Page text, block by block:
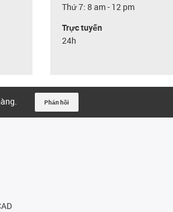
Thứ 7: 8 am - 12 pm
Trực tuyến
24h
Phản hồi